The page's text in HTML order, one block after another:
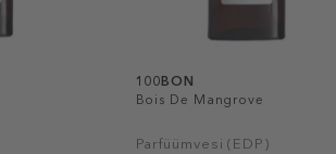
100BON
Bois De Mangrove
Parfüümvesi (EDP)